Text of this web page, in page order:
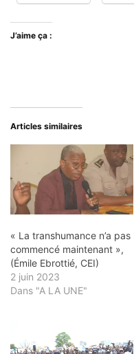
J’aime ça :
Articles similaires
« La transhumance n’a pas
commencé maintenant »,
(Émile Ebrottié, CEI)
2 juin 2023
Dans "A LA UNE"